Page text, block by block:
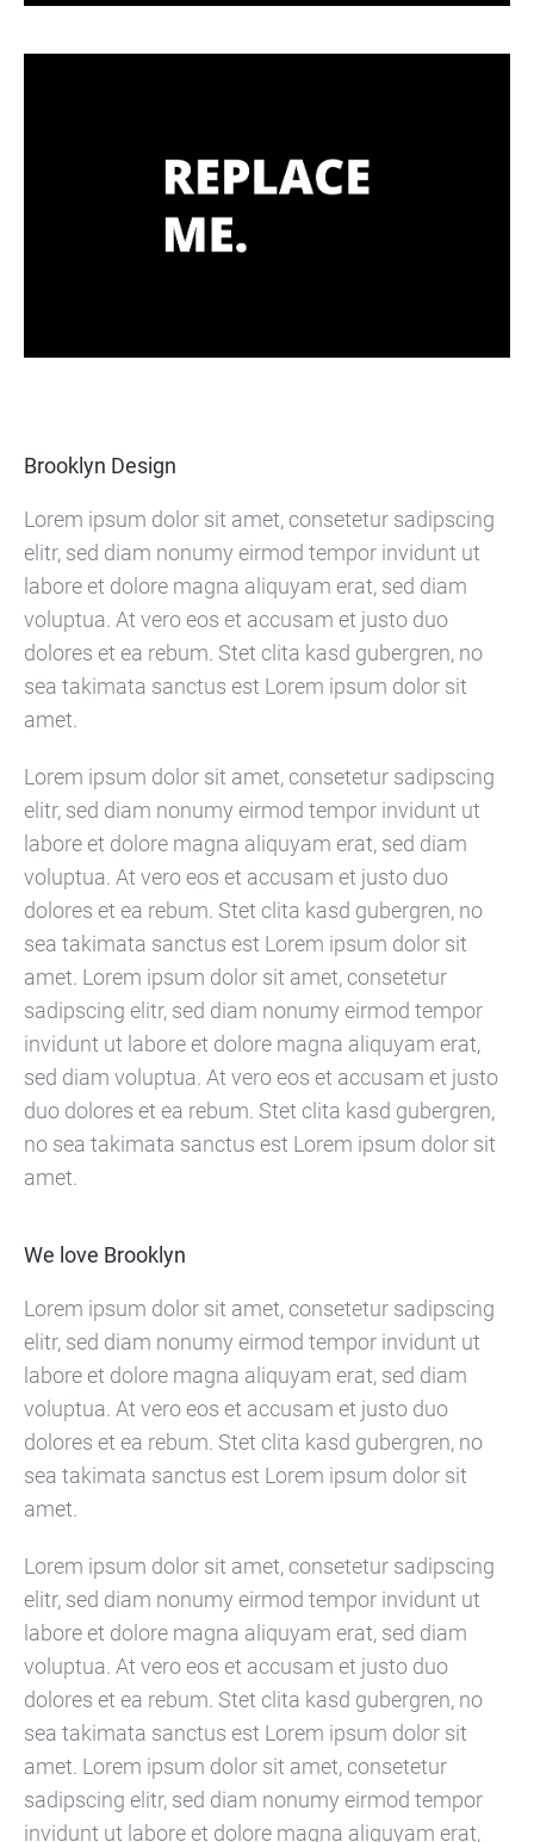
Brooklyn Design
Lorem ipsum dolor sit amet, consetetur sadipscing
elitr, sed diam nonumy eirmod tempor invidunt ut
labore et dolore magna aliquyam erat, sed diam
voluptua. At vero eos et accusam et justo duo
dolores et ea rebum. Stet clita kasd gubergren, no
sea takimata sanctus est Lorem ipsum dolor sit
amet.
Lorem ipsum dolor sit amet, consetetur sadipscing
elitr, sed diam nonumy eirmod tempor invidunt ut
labore et dolore magna aliquyam erat, sed diam
voluptua. At vero eos et accusam et justo duo
dolores et ea rebum. Stet clita kasd gubergren, no
sea takimata sanctus est Lorem ipsum dolor sit
amet. Lorem ipsum dolor sit amet, consetetur
sadipscing elitr, sed diam nonumy eirmod tempor
invidunt ut labore et dolore magna aliquyam erat,
sed diam voluptua. At vero eos et accusam et justo
duo dolores et ea rebum. Stet clita kasd gubergren,
no sea takimata sanctus est Lorem ipsum dolor sit
amet.
We love Brooklyn
Lorem ipsum dolor sit amet, consetetur sadipscing
elitr, sed diam nonumy eirmod tempor invidunt ut
labore et dolore magna aliquyam erat, sed diam
voluptua. At vero eos et accusam et justo duo
dolores et ea rebum. Stet clita kasd gubergren, no
sea takimata sanctus est Lorem ipsum dolor sit
amet.
Lorem ipsum dolor sit amet, consetetur sadipscing
elitr, sed diam nonumy eirmod tempor invidunt ut
labore et dolore magna aliquyam erat, sed diam
voluptua. At vero eos et accusam et justo duo
dolores et ea rebum. Stet clita kasd gubergren, no
sea takimata sanctus est Lorem ipsum dolor sit
amet. Lorem ipsum dolor sit amet, consetetur
sadipscing elitr, sed diam nonumy eirmod tempor
invidunt ut labore et dolore magna aliquyam erat,